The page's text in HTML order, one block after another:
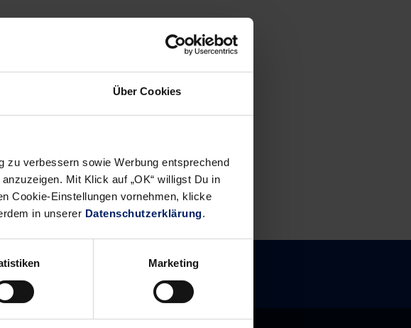
Über Cookies
zu verbessern sowie Werbung entsprechend
Mit Klick auf „OK“ willigst Du in
Cookie-Einstellungen vornehmen, klicke
in unserer Datenschutzerklärung.
Marketing